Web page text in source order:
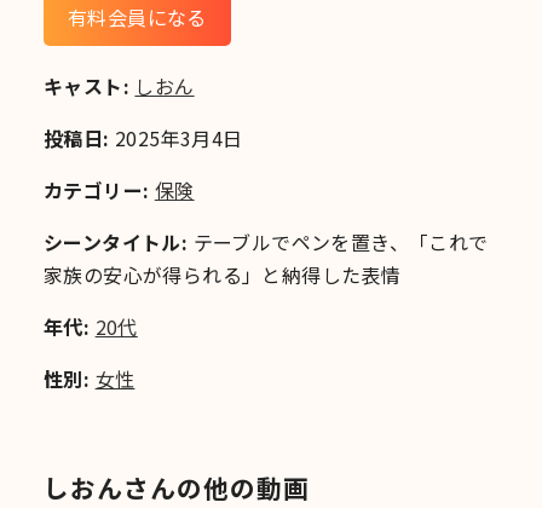
有料会員になる
キャスト: しおん
投稿日: 2025年3月4日
カテゴリー: 保険
シーンタイトル: テーブルでペンを置き、「これで
家族の安心が得られる」と納得した表情
年代: 20代
性別: 女性
しおんさんの他の動画